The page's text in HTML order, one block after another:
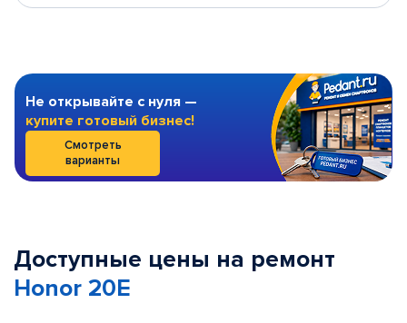
Не открывайте с нуля —
купите готовый бизнес!
Смотреть
варианты
Доступные цены на ремонт
Honor 20E